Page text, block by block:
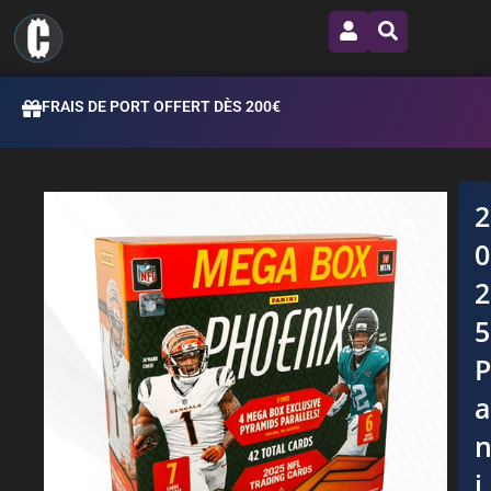
FRAIS DE PORT OFFERT DÈS 200€
2
0
2
5